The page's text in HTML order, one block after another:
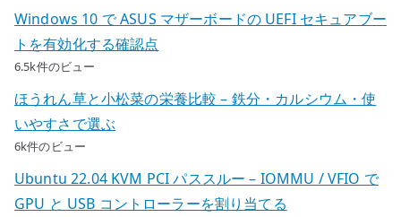
Windows 10 で ASUS マザーボードの UEFI セキュアブー
トを有効化する確認点
6.5k件のビュー
ほうれん草と小松菜の栄養比較 – 鉄分・カルシウム・使
いやすさで選ぶ
6k件のビュー
Ubuntu 22.04 KVM PCI パススルー – IOMMU / VFIO で
GPU と USB コントローラーを割り当てる